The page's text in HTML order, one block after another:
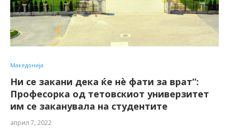
Македонија
Ни се закани дека ќе нè фати за врат“:
Професорка од тетовскиот универзитет
им се заканувала на студентите
април 7, 2022